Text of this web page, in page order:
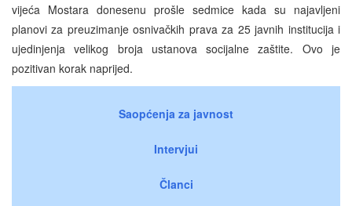
vijeća Mostara donesenu prošle sedmice kada su najavljeni
planovi za preuzimanje osnivačkih prava za 25 javnih institucija i
ujedinjenja velikog broja ustanova socijalne zaštite. Ovo je
pozitivan korak naprijed.
Saopćenja za javnost
Intervjui
Članci